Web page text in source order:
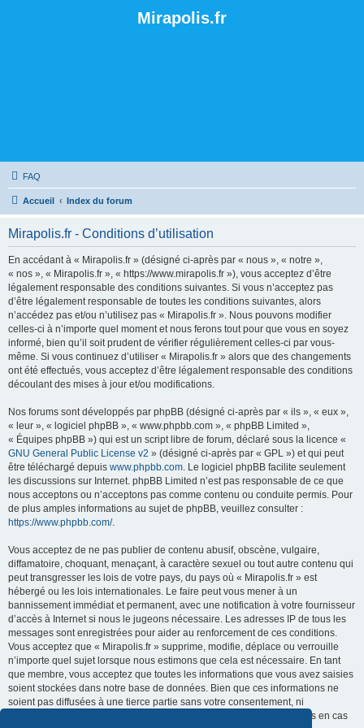
Mirapolis.fr
FAQ
Accueil Index du forum
Mirapolis.fr - Conditions d’utilisation
En accédant à « Mirapolis.fr » (désigné ci-après par « nous », « notre »,
« nos », « Mirapolis.fr », « https://www.mirapolis.fr »), vous acceptez d’être
légalement responsable des conditions suivantes. Si vous n’acceptez pas
d’être légalement responsable de toutes les conditions suivantes, alors
n’accédez pas et/ou n’utilisez pas « Mirapolis.fr ». Nous pouvons modifier
celles-ci à n’importe quel moment et nous ferons tout pour que vous en soyez
informé, bien qu’il soit prudent de vérifier régulièrement celles-ci par vous-
même. Si vous continuez d’utiliser « Mirapolis.fr » alors que des changements
ont été effectués, vous acceptez d’être légalement responsable des conditions
découlant des mises à jour et/ou modifications.
Nos forums sont développés par phpBB (désigné ci-après par « ils », « eux »,
« leur », « logiciel phpBB », « www.phpbb.com », « phpBB Limited »,
« Équipes phpBB ») qui est un script libre de forum, déclaré sous la licence «
GNU General Public License v2 » (désigné ci-après par « GPL ») et qui peut
être téléchargé depuis www.phpbb.com. Le logiciel phpBB facilite seulement
les discussions sur Internet. phpBB Limited n’est pas responsable de ce que
nous acceptons ou n’acceptons pas comme contenu ou conduite permis. Pour
de plus amples informations au sujet de phpBB, veuillez consulter :
https://www.phpbb.com/.
Vous acceptez de ne pas publier de contenu abusif, obscène, vulgaire,
diffamatoire, choquant, menaçant, à caractère sexuel ou tout autre contenu qui
peut transgresser les lois de votre pays, du pays où « Mirapolis.fr » est
hébergé ou les lois internationales. Le faire peut vous mener à un
bannissement immédiat et permanent, avec une notification à votre fournisseur
d’accès à Internet si nous le jugeons nécessaire. Les adresses IP de tous les
messages sont enregistrées pour aider au renforcement de ces conditions.
Vous acceptez que « Mirapolis.fr » supprime, modifie, déplace ou verrouille
n’importe quel sujet lorsque nous estimons que cela est nécessaire. En tant
que membre, vous acceptez que toutes les informations que vous avez saisies
soient stockées dans notre base de données. Bien que ces informations ne
soient pas diffusées à une tierce partie sans votre consentement, ni
« Mirapolis.fr », ni phpBB ne pourront être tenus comme responsables en cas